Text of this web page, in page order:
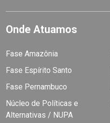
Onde Atuamos
Fase Amazônia
Fase Espírito Santo
Fase Pernambuco
Núcleo de Políticas e
Alternativas / NUPA